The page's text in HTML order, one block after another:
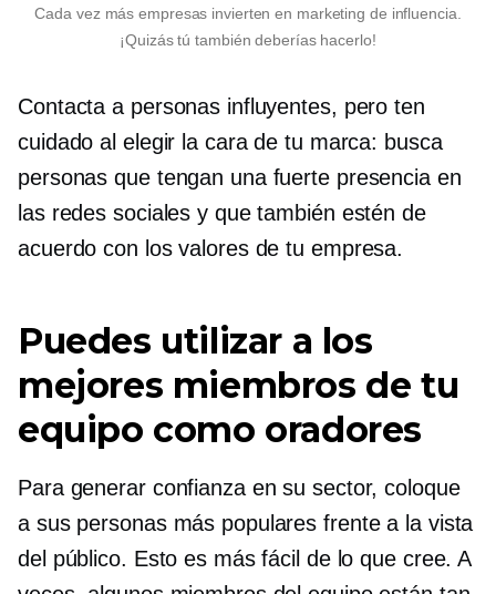
Cada vez más empresas invierten en marketing de influencia.
¡Quizás tú también deberías hacerlo!
Contacta a personas influyentes, pero ten
cuidado al elegir la cara de tu marca: busca
personas que tengan una fuerte presencia en
las redes sociales y que también estén de
acuerdo con los valores de tu empresa.
Puedes utilizar a los
mejores miembros de tu
equipo como oradores
Para generar confianza en su sector, coloque
a sus personas más populares frente a la vista
del público. Esto es más fácil de lo que cree. A